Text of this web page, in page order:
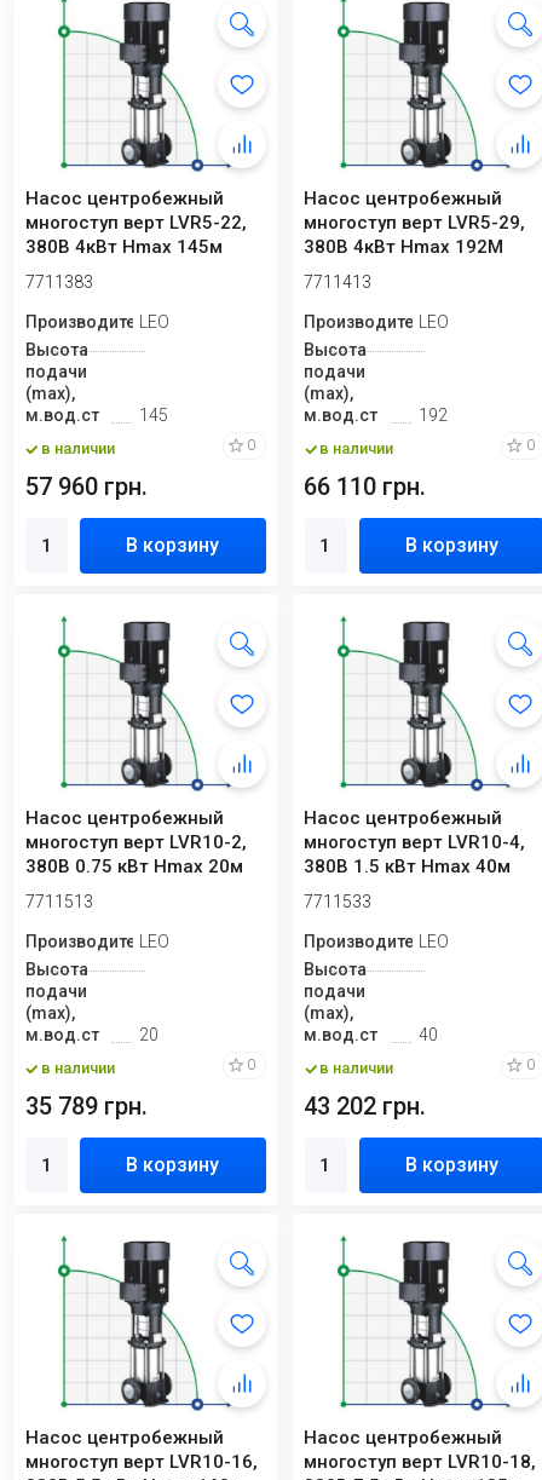
Насос центробежный
многоступ верт LVR5-22,
380В 4кВт Hmax 145м
Qmax 141.6 л/м...
7711383
ПроизводительLEO
Высота
подачи
(max),
м.вод.ст
145
в наличии 0
57 960 грн.
В корзину
Насос центробежный
многоступ верт LVR5-29,
380В 4кВт Hmax 192М
Qmax 141.6 л/м...
7711413
ПроизводительLEO
Высота
подачи
(max),
м.вод.ст
192
в наличии 0
66 110 грн.
В корзину
Насос центробежный
многоступ верт LVR10-2,
380В 0.75 кВт Hmax 20м
Qmax 216.7 ...
7711513
ПроизводительLEO
Высота
подачи
(max),
м.вод.ст
20
в наличии 0
35 789 грн.
В корзину
Насос центробежный
многоступ верт LVR10-4,
380В 1.5 кВт Hmax 40м
Qmax 216.7 л...
7711533
ПроизводительLEO
Высота
подачи
(max),
м.вод.ст
40
в наличии 0
43 202 грн.
В корзину
Насос центробежный
многоступ верт LVR10-16,
Насос центробежный
многоступ верт LVR10-18,